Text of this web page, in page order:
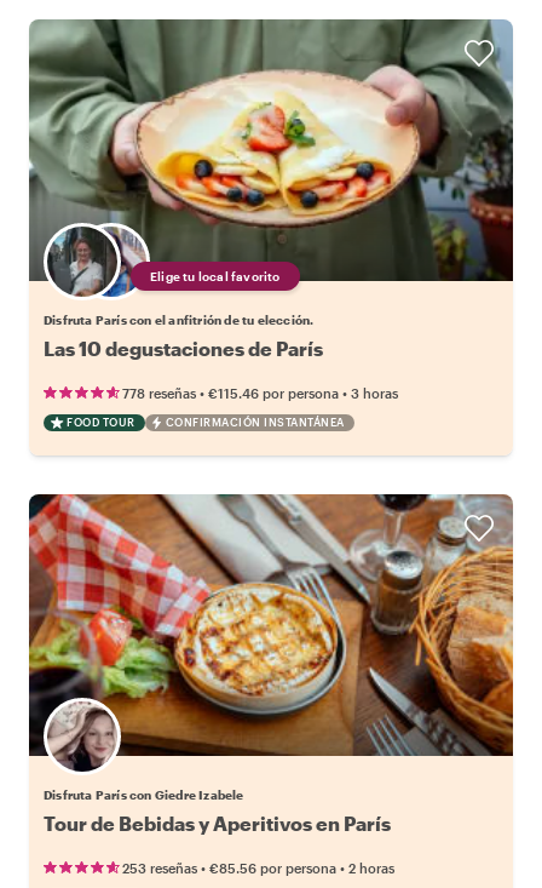
Elige tu local favorito
Disfruta París con el anfitrión de tu elección.
Las 10 degustaciones de París
778 reseñas • €115.46 por persona • 3 horas
FOOD TOUR CONFIRMACIÓN INSTANTÁNEA
Disfruta París con Giedre Izabele
Tour de Bebidas y Aperitivos en París
253 reseñas • €85.56 por persona • 2 horas